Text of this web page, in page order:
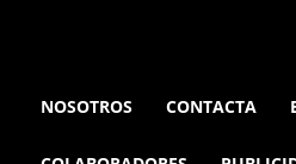
NOSOTROS CONTACTA